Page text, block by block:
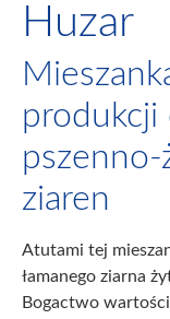
Huzar
produkcji
ziaren
Atutami tej
łamanego ziarna
Bogactwo